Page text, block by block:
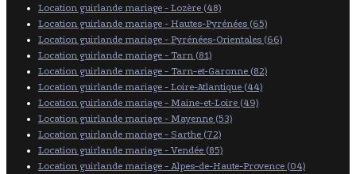
Location guirlande mariage - Lozère (48)
Location guirlande mariage - Hautes-Pyrénées (65)
Location guirlande mariage - Pyrénées-Orientales (66)
Location guirlande mariage - Tarn (81)
Location guirlande mariage - Tarn-et-Garonne (82)
Location guirlande mariage - Loire-Atlantique (44)
Location guirlande mariage - Maine-et-Loire (49)
Location guirlande mariage - Mayenne (53)
Location guirlande mariage - Sarthe (72)
Location guirlande mariage - Vendée (85)
Location guirlande mariage - Alpes-de-Haute-Provence (04)